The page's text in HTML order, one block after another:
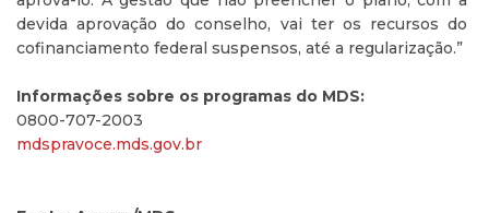
devida aprovação do conselho, vai ter os recursos do
cofinanciamento federal suspensos, até a regularização.”
Informações sobre os programas do MDS:
0800-707-2003
mdspravoce.mds.gov.br